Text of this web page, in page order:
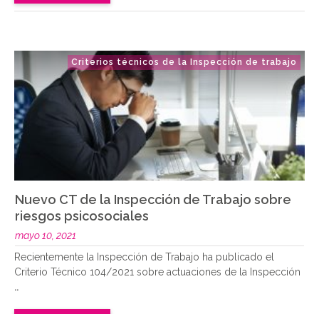
Criterios técnicos de la Inspección de trabajo
Nuevo CT de la Inspección de Trabajo sobre
riesgos psicosociales
mayo 10, 2021
Recientemente la Inspección de Trabajo ha publicado el
Criterio Técnico 104/2021 sobre actuaciones de la Inspección
..